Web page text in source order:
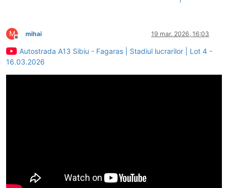
M
Deconectat
mihai 19 mar. 2026, 16:03
Autostrada A13 Sibiu - Fagaras | Stadiul lucrarilor | Lot 4 -
16.03.2026